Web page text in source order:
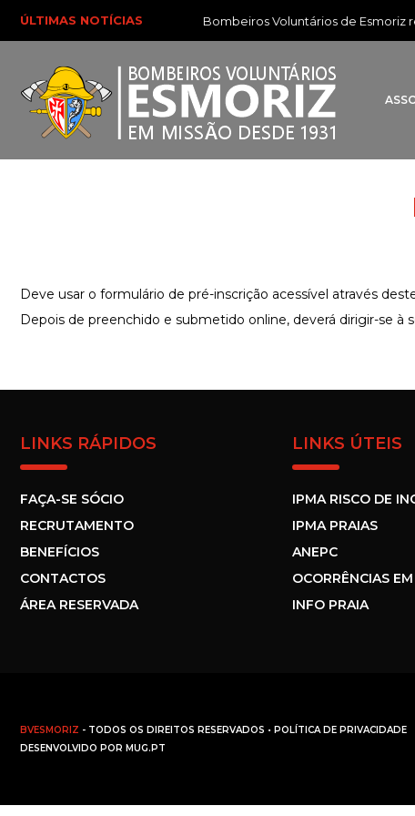
ÚLTIMAS NOTÍCIAS Bombeiros Voluntários de Esmoriz
Deve usar o formulário de pré-inscrição acessível através
Depois de preenchido e submetido online, deverá dirigir-se à
LINKS RÁPIDOS
FAÇA-SE SÓCIO
RECRUTAMENTO
BENEFÍCIOS
CONTACTOS
ÁREA RESERVADA
LINKS ÚTEIS
IPMA RISCO DE
IPMA PRAIAS
ANEPC
OCORRÊNCIAS
INFO PRAIA
BVESMORIZ - TODOS OS DIREITOS RESERVADOS • POLÍTICA DE PRIVACIDADE
DESENVOLVIDO POR MUG.PT